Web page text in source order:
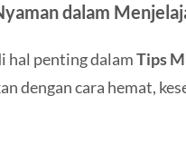
dalam
hal penting dalamTips
dengan cara hemat,